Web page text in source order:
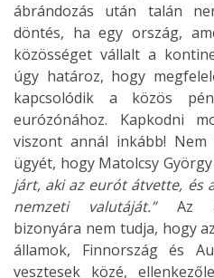
ábrándozás után talán
döntés, ha egy ország,
közösséget vállalt a
úgy határoz, hogy
kapcsolódik a közös
eurózónához. Kapkodni
viszont annál inkább!
ügyét, hogy Matolcsy
járt, aki az eurót átvette, és
nemzeti valutáját.”Az
bizonyára nem tudja, hogy
államok, Finnország és
vesztesek közé,